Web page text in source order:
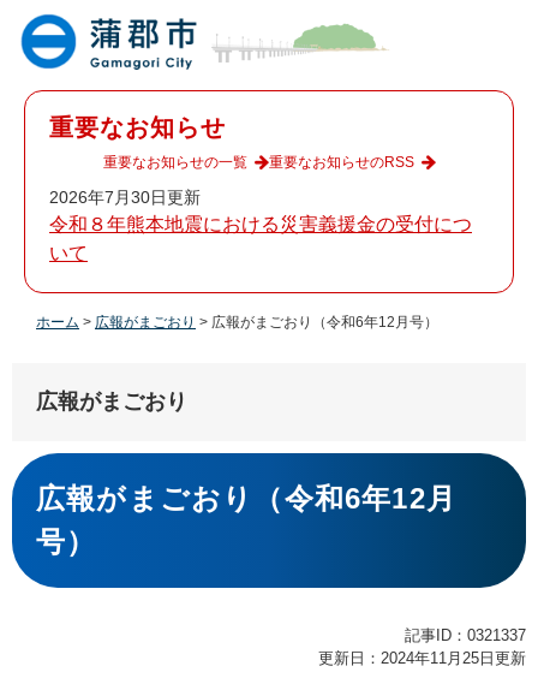
重要なお知らせ
2026年7月30日更新
令和８年熊本地震における災害義援金の受付につ
いて
重要なお知らせの一覧 重要なお知らせのRSS
ホーム > 広報がまごおり > 広報がまごおり（令和6年12月号）
広報がまごおり
本
文
広報がまごおり（令和6年12月
号）
記事ID：0321337
更新日：2024年11月25日更新